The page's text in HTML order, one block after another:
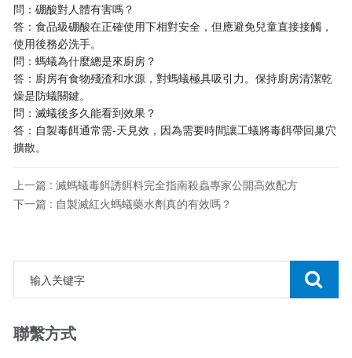
問：硼酸對人體有害嗎？
答：食品級硼酸在正確使用下相對安全，但應避免兒童直接接觸，
使用後務必洗手。
問：螞蟻為什麼總是來廚房？
答：廚房有食物殘渣和水源，對螞蟻極具吸引力。保持廚房清潔乾
燥是防蟻關鍵。
問：滅蟻後多久能看到效果？
答：自製毒餌通常需-天見效，因為需要時間讓工蟻將毒餌帶回巢穴
擴散。
上一篇 : 滅螞蟻毒餌誘餌料完全指南殺蟲專家公開高效配方
下一篇 : 自製滅紅火螞蟻藥水劑真的有效嗎？
聯繫方式